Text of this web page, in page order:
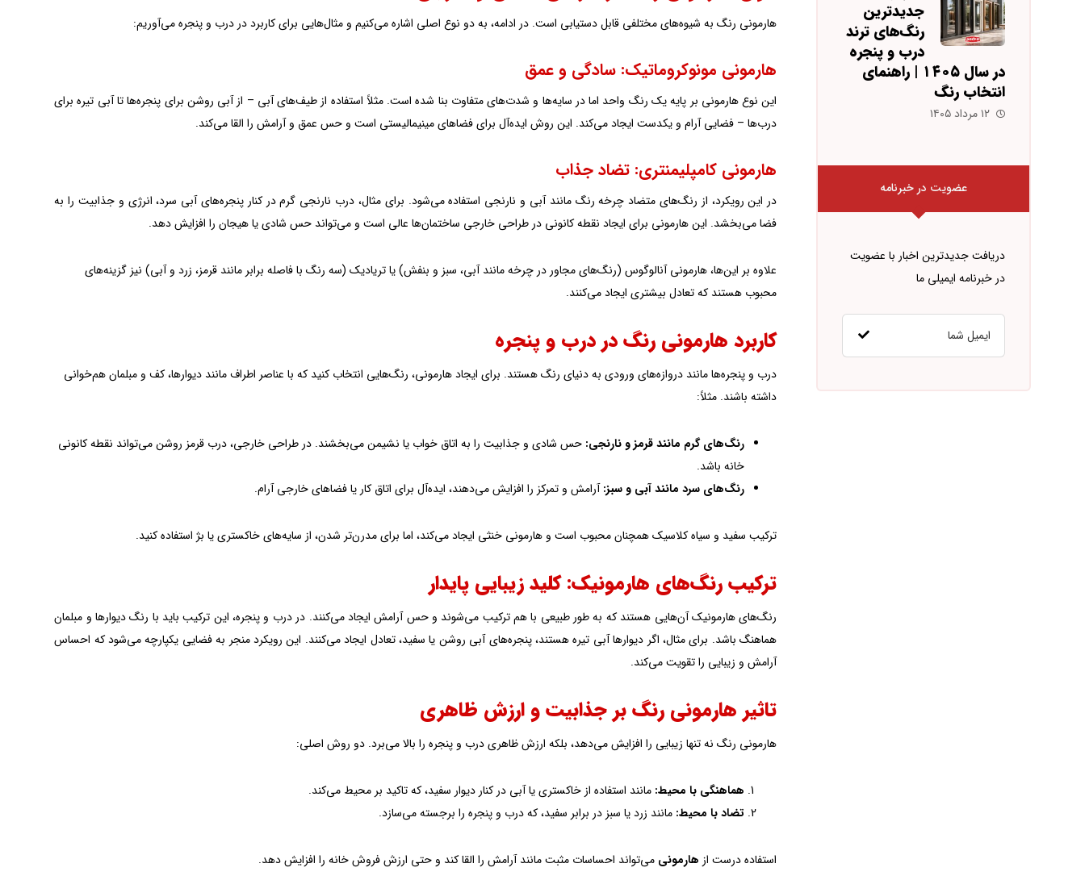
هارمونی رنگ به شیوه‌های مختلفی قابل دستیابی است. در ادامه، به دو نوع اصلی اشاره می‌کنیم و مثال‌هایی برای کاربرد در درب و پنجره می‌آوریم:
هارمونی مونوکروماتیک: سادگی و عمق
این نوع هارمونی بر پایه یک رنگ واحد اما در سایه‌ها و شدت‌های متفاوت بنا شده است. مثلاً استفاده از طیف‌های آبی – از آبی روشن برای پنجره‌ها تا آبی تیره برای
درب‌ها – فضایی آرام و یکدست ایجاد می‌کند. این روش ایده‌آل برای فضاهای مینیمالیستی است و حس عمق و آرامش را القا می‌کند.
هارمونی کامپلیمنتری: تضاد جذاب
در این رویکرد، از رنگ‌های متضاد چرخه رنگ مانند آبی و نارنجی استفاده می‌شود. برای مثال، درب نارنجی گرم در کنار پنجره‌های آبی سرد، انرژی و جذابیت را به
فضا می‌بخشد. این هارمونی برای ایجاد نقطه کانونی در طراحی خارجی ساختمان‌ها عالی است و می‌تواند حس شادی یا هیجان را افزایش دهد.
علاوه بر این‌ها، هارمونی آنالوگوس (رنگ‌های مجاور در چرخه مانند آبی، سبز و بنفش) یا تریادیک (سه رنگ با فاصله برابر مانند قرمز، زرد و آبی) نیز گزینه‌های
محبوب هستند که تعادل بیشتری ایجاد می‌کنند.
کاربرد هارمونی رنگ در درب و پنجره
درب و پنجره‌ها مانند دروازه‌های ورودی به دنیای رنگ هستند. برای ایجاد هارمونی، رنگ‌هایی انتخاب کنید که با عناصر اطراف مانند دیوارها، کف و مبلمان هم‌خوانی
داشته باشند. مثلاً:
رنگ‌های گرم مانند قرمز و نارنجی: حس شادی و جذابیت را به اتاق خواب یا نشیمن می‌بخشند. در طراحی خارجی، درب قرمز روشن می‌تواند نقطه کانونی
خانه باشد.
رنگ‌های سرد مانند آبی و سبز:آرامش و تمرکز را افزایش می‌دهند، ایده‌آل برای اتاق کار یا فضاهای خارجی آرام.
ترکیب سفید و سیاه کلاسیک همچنان محبوب است و هارمونی خنثی ایجاد می‌کند، اما برای مدرن‌تر شدن، از سایه‌های خاکستری یا بژ استفاده کنید.
ترکیب رنگ‌های هارمونیک: کلید زیبایی پایدار
رنگ‌های هارمونیک آن‌هایی هستند که به طور طبیعی با هم ترکیب می‌شوند و حس آرامش ایجاد می‌کنند. در درب و پنجره، این ترکیب باید با رنگ دیوارها و مبلمان
هماهنگ باشد. برای مثال، اگر دیوارها آبی تیره هستند، پنجره‌های آبی روشن یا سفید، تعادل ایجاد می‌کنند. این رویکرد منجر به فضایی یکپارچه می‌شود که احساس
آرامش و زیبایی را تقویت می‌کند.
تاثیر هارمونی رنگ بر جذابیت و ارزش ظاهری
هارمونی رنگ نه تنها زیبایی را افزایش می‌دهد، بلکه ارزش ظاهری درب و پنجره را بالا می‌برد. دو روش اصلی:
هماهنگی با محیط: مانند استفاده از خاکستری یا آبی در کنار دیوار سفید، که تاکید بر محیط می‌کند.
تضاد با محیط: مانند زرد یا سبز در برابر سفید، که درب و پنجره را برجسته می‌سازد.
استفاده درست از هارمونی می‌تواند احساسات مثبت مانند آرامش را القا کند و حتی ارزش فروش خانه را افزایش دهد.
جدیدترین
رنگ‌های ترند
درب و پنجره
در سال ۱۴۰۵ | راهنمای
انتخاب رنگ
۱۲ مرداد ۱۴۰۵
عضویت در خبرنامه
دریافت جدیدترین اخبار با عضویت
در خبرنامه ایمیلی ما